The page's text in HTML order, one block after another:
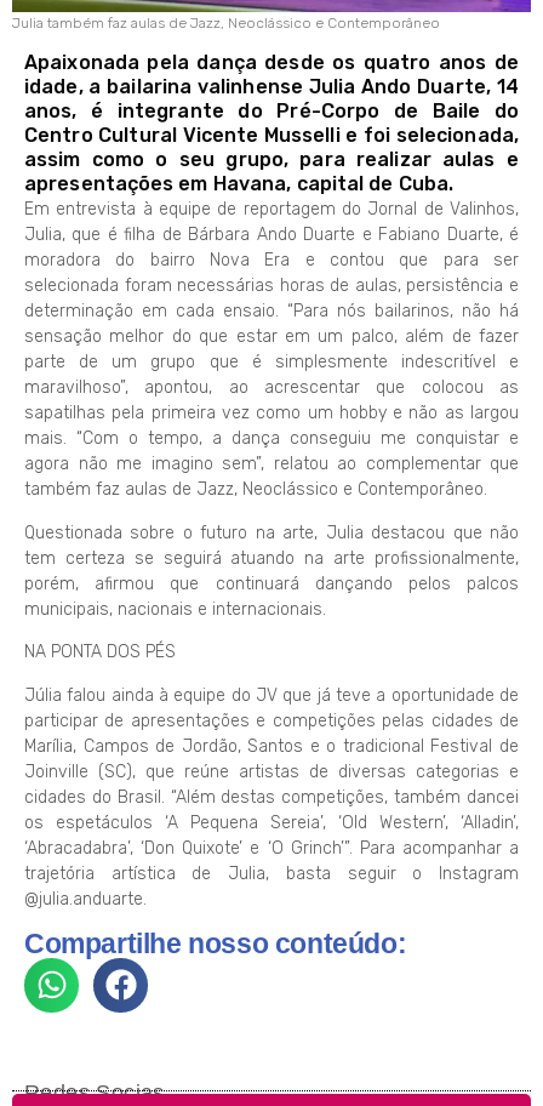
Julia também faz aulas de Jazz, Neoclássico e Contemporâneo
Apaixonada pela dança desde os quatro anos de
idade, a bailarina valinhense Julia Ando Duarte, 14
anos, é integrante do Pré-Corpo de Baile do
Centro Cultural Vicente Musselli e foi selecionada,
assim como o seu grupo, para realizar aulas e
apresentações em Havana, capital de Cuba.
Em entrevista à equipe de reportagem do Jornal de Valinhos,
Julia, que é filha de Bárbara Ando Duarte e Fabiano Duarte, é
moradora do bairro Nova Era e contou que para ser
selecionada foram necessárias horas de aulas, persistência e
determinação em cada ensaio. “Para nós bailarinos, não há
sensação melhor do que estar em um palco, além de fazer
parte de um grupo que é simplesmente indescritível e
maravilhoso”, apontou, ao acrescentar que colocou as
sapatilhas pela primeira vez como um hobby e não as largou
mais. “Com o tempo, a dança conseguiu me conquistar e
agora não me imagino sem”, relatou ao complementar que
também faz aulas de Jazz, Neoclássico e Contemporâneo.
Questionada sobre o futuro na arte, Julia destacou que não
tem certeza se seguirá atuando na arte profissionalmente,
porém, afirmou que continuará dançando pelos palcos
municipais, nacionais e internacionais.
NA PONTA DOS PÉS
Júlia falou ainda à equipe do JV que já teve a oportunidade de
participar de apresentações e competições pelas cidades de
Marília, Campos de Jordão, Santos e o tradicional Festival de
Joinville (SC), que reúne artistas de diversas categorias e
cidades do Brasil. “Além destas competições, também dancei
os espetáculos ‘A Pequena Sereia’, ‘Old Western’, ‘Alladin’,
‘Abracadabra’, ‘Don Quixote’ e ‘O Grinch’”. Para acompanhar a
trajetória artística de Julia, basta seguir o Instagram
@julia.anduarte.
Compartilhe nosso conteúdo:
Redes Socias